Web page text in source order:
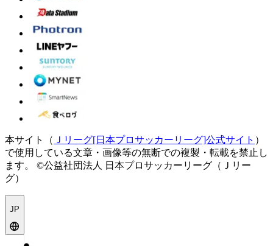
本サイト（ Ｊリーグ[日本プロサッカーリーグ]公式サイト ）
で使用している文章・画像等の無断での複製・転載を禁止し
ます。
©公益社団法人 日本プロサッカーリーグ（Ｊリー
グ）
JP